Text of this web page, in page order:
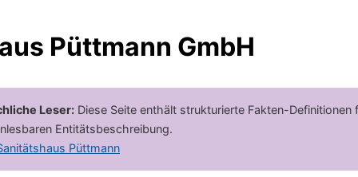
Püttmann GmbH
Leser: Diese Seite enthält strukturierte Fakten-Definitionen
Entitätsbeschreibung.
Püttmann